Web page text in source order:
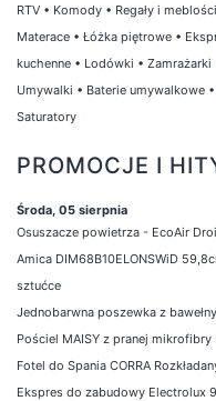
RTV • Komody • Regały i
Materace • Łóżka piętrowe •
kuchenne • Lodówki • Zamrażarki
Umywalki • Baterie umywalkowe •
Saturatory
PROMOCJE I
Środa, 05 sierpnia
Osuszacze powietrza - EcoAir
Amica DIM68B10ELONSWiD
sztućce
Jednobarwna poszewka z
Pościel MAISY z pranej
Fotel do Spania CORRA
Ekspres do zabudowy Electrolux